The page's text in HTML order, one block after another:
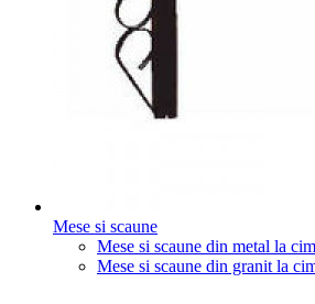
Mese si scaune
Mese si scaune din metal la
Mese si scaune din granit la